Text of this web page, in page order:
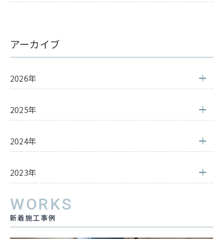
アーカイブ
2026年
2025年
2024年
2023年
WORKS
新着施工事例